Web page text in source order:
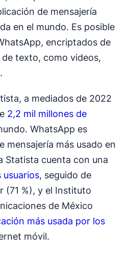
de mensajería
en el mundo. Es posible
encriptados de
texto, como videos,
a mediados de 2022
2,2 mil millones de
WhatsApp es
mensajería más usado en
Statista cuenta con una
usuarios, seguido de
(71 %), y el Instituto
de México
más usada por los
móvil.